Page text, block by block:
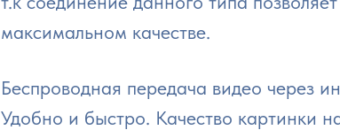
максимальном качестве.
Беспроводная передача видео через
Удобно и быстро. Качество картинки